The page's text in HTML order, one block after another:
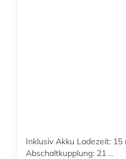
Inklusiv Akku Ladezeit:
Abschaltkupplung: 21 ...